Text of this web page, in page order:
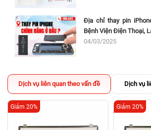
Địa chỉ thay pin
Bệnh Viện Điện Thoại,
04/03/2025
Dịch vụ liên quan theo vấn đề Dịch vụ
Giảm 20% Giảm 20%